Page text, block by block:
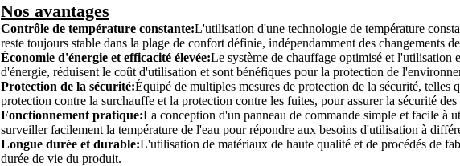
Nos avantages
Contrôle de température constante:L'utilisation d'une technologie de température
reste toujours stable dans la plage de confort définie, indépendamment des changements
Économie d'énergie et efficacité élevée:Le système de chauffage optimisé et l'utilisation
d'énergie, réduisent le coût d'utilisation et sont bénéfiques pour la protection de
Protection de la sécurité:Équipé de multiples mesures de protection de la sécurité, telles
protection contre la surchauffe et la protection contre les fuites, pour assurer la sécurité
Fonctionnement pratique:La conception d'un panneau de commande simple et facile à
surveiller facilement la température de l'eau pour répondre aux besoins d'utilisation à
Longue durée et durable:L'utilisation de matériaux de haute qualité et de procédés de
durée de vie du produit.